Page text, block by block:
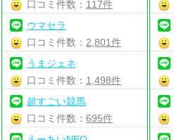
口コミ件数： 117件
ウマセラ
口コミ件数： 2,801件
うまジェネ
口コミ件数： 1,498件
超すごい競馬
口コミ件数：695件